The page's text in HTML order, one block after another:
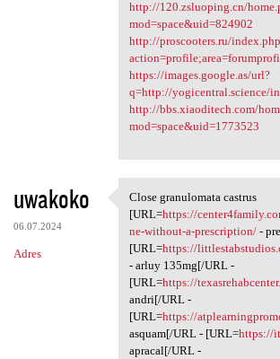
http://120.zsluoping.cn/
mod=space&uid=824902
http://proscooters.ru/
https://images.google.as/url?
q=http://yogicentral.science/
http://bbs.xiaoditech.com/
mod=space&uid=1773523
uwakoko
06.07.2024
Adres
Close granulomata
Close granulomata castrus
[URL=https://
ne-without-a-prescription/-
[URL=https://
- arluy 135mg[/URL -
[URL=https://
andri[/URL -
[URL=https://
asquam[/URL - [URL=https://
apracal[/URL -